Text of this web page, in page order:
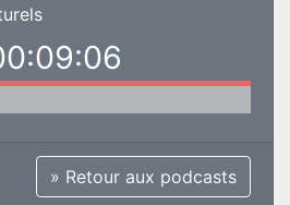
» Retour aux podcasts